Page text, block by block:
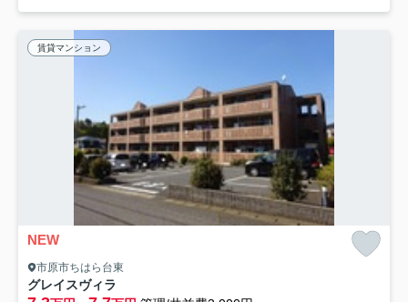
賃貸マンション
NEW
市原市ちはら台東
グレイスヴィラ